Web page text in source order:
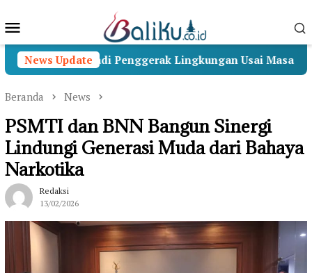
ke
Mobile
News Update
Menjadi Penggerak Lingkungan Usai Masa Pengabdian
Beranda News
PSMTI dan BNN Bangun Sinergi
Lindungi Generasi Muda dari Bahaya
Narkotika
Redaksi
13/02/2026